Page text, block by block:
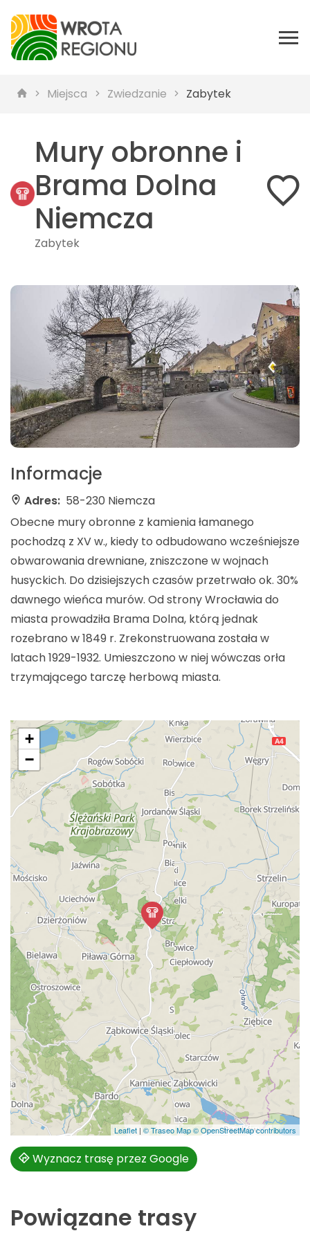
Miejsca Zwiedzanie Zabytek
Mury obronne i
Brama Dolna
Niemcza
Zabytek
Informacje
Adres: 58-230 Niemcza
Obecne mury obronne z kamienia łamanego
pochodzą z XV w., kiedy to odbudowano wcześniejsze
obwarowania drewniane, zniszczone w wojnach
husyckich. Do dzisiejszych czasów przetrwało ok. 30%
dawnego wieńca murów. Od strony Wrocławia do
miasta prowadziła Brama Dolna, którą jednak
rozebrano w 1849 r. Zrekonstruowana została w
latach 1929-1932. Umieszczono w niej wówczas orła
trzymającego tarczę herbową miasta.
+
−
Leaflet | © Traseo Map© OpenStreetMap contributors
Wyznacz trasę przez Google
Powiązane trasy